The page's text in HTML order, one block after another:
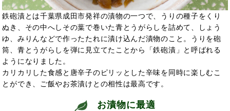
鉄砲漬とは千葉県成田市発祥の漬物の一つで、うりの種子をくり
ぬき、その中へしその葉で巻いた青とうがらしを詰めて、しょう
ゆ、みりんなどで作ったたれに漬け込んだ漬物のこと。うりを砲
筒、青とうがらしを弾に見立てたことから「鉄砲漬」と呼ばれる
ようになりました。
カリカリした食感と唐辛子のピリッとした辛味を同時に楽しむこ
とができ、ご飯やお茶漬けとの相性は最高です。
お漬物に最適